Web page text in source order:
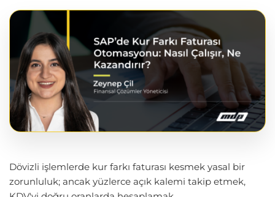
Dövizli işlemlerde kur farkı faturası kesmek yasal bir
zorunluluk; ancak yüzlerce açık kalemi takip etmek,